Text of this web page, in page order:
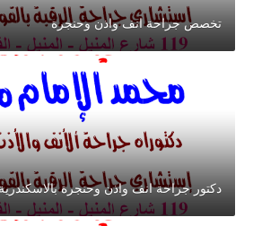
تخصص جراحة انف واذن وحنجرة
دكتور جراحة انف واذن وحنجرة بالاسكندرية